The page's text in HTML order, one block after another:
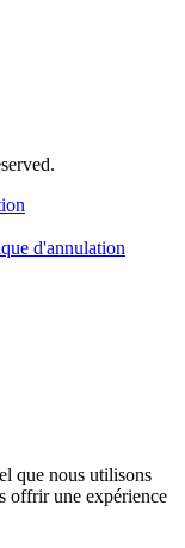
d'annulation
que nous utilisons
offrir une expérience